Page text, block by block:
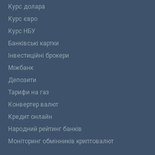
Курс долара
Курс євро
Курс НБУ
Банківські картки
Інвестиційні брокери
Міжбанк
Депозити
Тарифи на газ
Конвертер валют
Кредит онлайн
Народний рейтинг банків
Моніторинг обмінників криптовалют